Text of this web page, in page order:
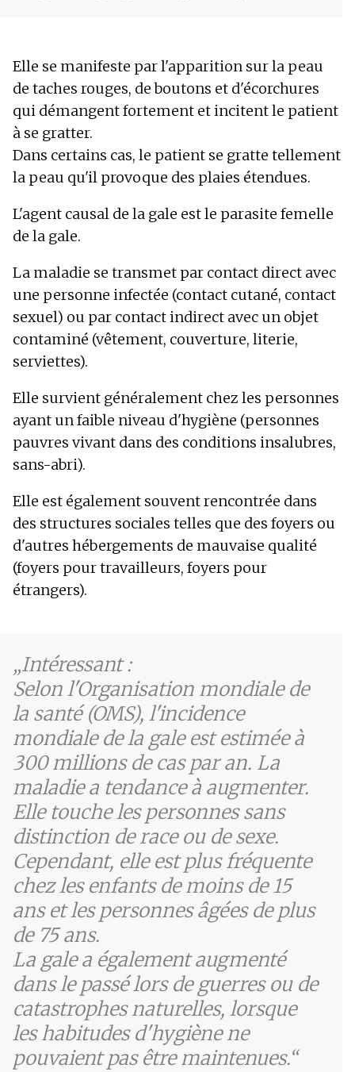
Elle se manifeste par l'apparition sur la peau
de taches rouges, de boutons et d'écorchures
qui démangent fortement et incitent le patient
à se gratter.
Dans certains cas, le patient se gratte tellement
la peau qu'il provoque des plaies étendues.
L'agent causal de la gale est le parasite femelle
de la gale.
La maladie se transmet par contact direct avec
une personne infectée (contact cutané, contact
sexuel) ou par contact indirect avec un objet
contaminé (vêtement, couverture, literie,
serviettes).
Elle survient généralement chez les personnes
ayant un faible niveau d'hygiène (personnes
pauvres vivant dans des conditions insalubres,
sans-abri).
Elle est également souvent rencontrée dans
des structures sociales telles que des foyers ou
d'autres hébergements de mauvaise qualité
(foyers pour travailleurs, foyers pour
étrangers).
Intéressant :
Selon l'Organisation mondiale de
la santé (OMS), l'incidence
mondiale de la gale est estimée à
300 millions de cas par an. La
maladie a tendance à augmenter.
Elle touche les personnes sans
distinction de race ou de sexe.
Cependant, elle est plus fréquente
chez les enfants de moins de 15
ans et les personnes âgées de plus
de 75 ans.
La gale a également augmenté
dans le passé lors de guerres ou de
catastrophes naturelles, lorsque
les habitudes d'hygiène ne
pouvaient pas être maintenues.